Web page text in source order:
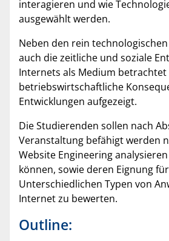
interagieren und wie
ausgewählt werden.
Neben den rein
auch die zeitliche und soziale
Internets als Medium betrachtet
betriebswirtschaftliche
Entwicklungen aufgezeigt.
Die Studierenden sollen nach
Veranstaltung befähigt werden
Website Engineering
können, sowie deren Eignung
Unterschiedlichen Typen von
Internet zu bewerten.
Outline: